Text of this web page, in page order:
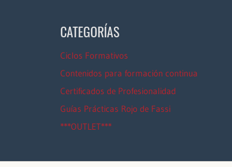
CATEGORÍAS
Ciclos Formativos
Contenidos para formación continua
Certificados de Profesionalidad
Guías Prácticas Rojo de Fassi
***OUTLET***